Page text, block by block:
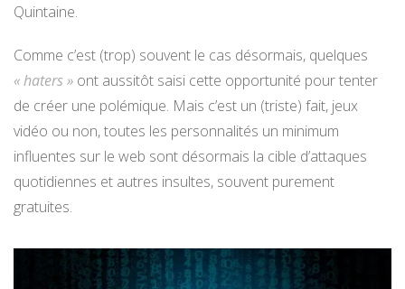
Quintaine.
Comme c’est (trop) souvent le cas désormais, quelques
« haters » ont aussitôt saisi cette opportunité pour tenter
de créer une polémique. Mais c’est un (triste) fait, jeux
vidéo ou non, toutes les personnalités un minimum
influentes sur le web sont désormais la cible d’attaques
quotidiennes et autres insultes, souvent purement
gratuites.